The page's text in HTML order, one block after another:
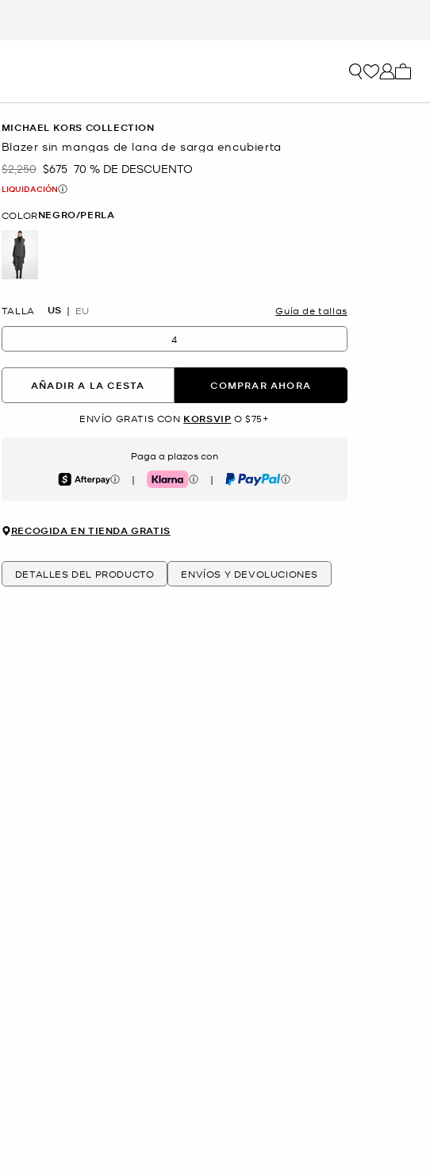
MICHAEL KORS COLLECTION
Blazer sin mangas de lana de sarga encubierta
Era
$2,250 Ahora
$675 70 % DE DESCUENTO
LIQUIDACIÓN
COLORNEGRO/PERLA
TALLA US EU Guía de tallas
4
AÑADIR A LA CESTA COMPRAR AHORA
ENVÍO GRATIS CON KORSVIP O $75+
Paga a plazos con
Afterpay | Klarna | PayPal
RECOGIDA EN TIENDA GRATIS
DETALLES DEL PRODUCTO ENVÍOS Y DEVOLUCIONES